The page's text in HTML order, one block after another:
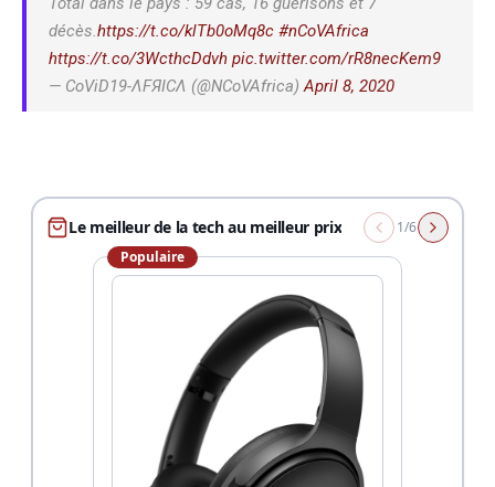
décès.https://t.co/klTb0oMq8c #nCoVAfrica
https://t.co/3WcthcDdvh pic.twitter.com/rR8necKem9
— CoViD19-ΛFЯICΛ (@NCoVAfrica)April 8, 2020